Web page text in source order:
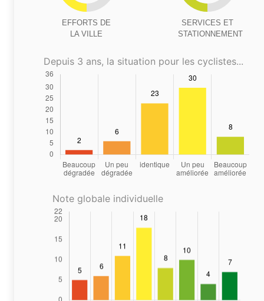
EFFORTS DE
LA VILLE
SERVICES ET
STATIONNEMENT
Depuis 3 ans, la situation pour les cyclistes...
Note globale individuelle